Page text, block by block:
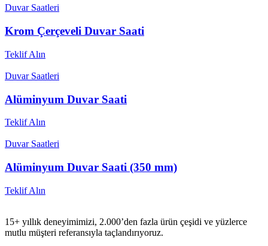
Duvar Saatleri
Krom Çerçeveli Duvar Saati
Teklif Alın
Duvar Saatleri
Alüminyum Duvar Saati
Teklif Alın
Duvar Saatleri
Alüminyum Duvar Saati (350 mm)
Teklif Alın
15+ yıllık deneyimimizi, 2.000’den fazla ürün çeşidi ve yüzlerce
mutlu müşteri referansıyla taçlandırıyoruz.